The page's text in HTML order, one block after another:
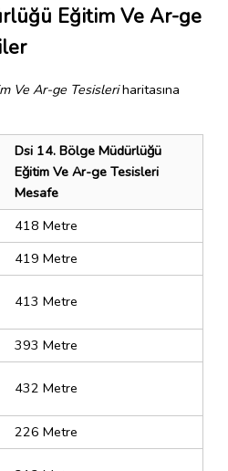
Eğitim Ve Ar-ge
Ve Ar-ge Tesisleriharitasına
Dsi 14. Bölge Müdürlüğü
Eğitim Ve Ar-ge Tesisleri
Mesafe
418 Metre
419 Metre
413 Metre
393 Metre
432 Metre
226 Metre